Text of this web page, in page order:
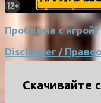
Проблема с игрой?
Disclaimer /
Скачивайте